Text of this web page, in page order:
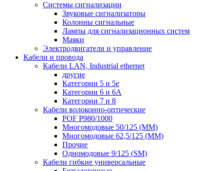
Системы сигнализации
Звуковые сигнализаторы
Колонны сигнальные
Лампы для сигнализационных систем
Маяки
Электродвигатели и управление
Кабели и провода
Кабели LAN, Industrial ethernet
другие
Категории 5 и 5е
Категории 6 и 6A
Категории 7 и 8
Кабели волоконно-оптические
POF P980/1000
Многомодовые 50/125 (ММ)
Многомодовые 62,5/125 (ММ)
Прочие
Одномодовые 9/125 (SM)
Кабели гибкие универсальные